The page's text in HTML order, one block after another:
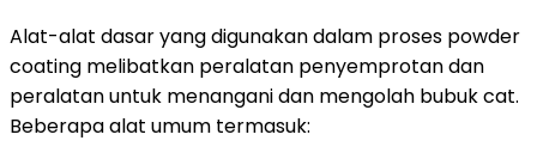
Alat-alat dasar yang digunakan dalam proses powder
coating melibatkan peralatan penyemprotan dan
peralatan untuk menangani dan mengolah bubuk cat.
Beberapa alat umum termasuk: